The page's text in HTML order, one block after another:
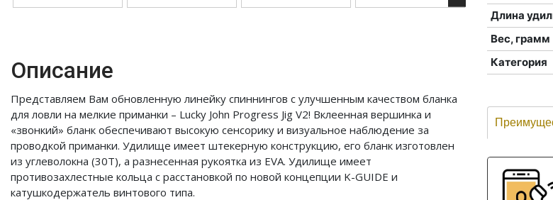
Описание
Представляем Вам обновленную линейку спиннингов с улучшенным качеством бланка
для ловли на мелкие приманки – Lucky John Progress Jig V2! Вклеенная вершинка и
«звонкий» бланк обеспечивают высокую сенсорику и визуальное наблюдение за
проводкой приманки. Удилище имеет штекерную конструкцию, его бланк изготовлен
из углеволокна (30Т), а разнесенная рукоятка из EVA. Удилище имеет
противозахлестные кольца с расстановкой по новой концепции K-GUIDE и
катушкодержатель винтового типа.
Длина
Вес, грамм
Категория